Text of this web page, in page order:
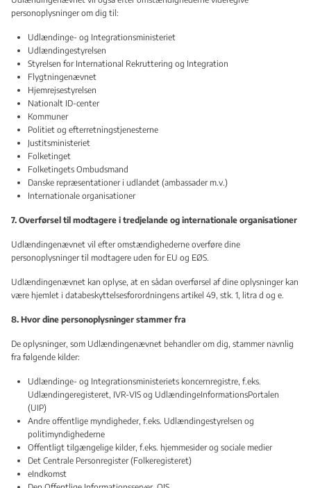
personoplysninger om dig til:
Udlændinge- og Integrationsministeriet
Udlændingestyrelsen
Styrelsen for International Rekruttering og Integration
Flygtningenævnet
Hjemrejsestyrelsen
Nationalt ID-center
Kommuner
Politiet og efterretningstjenesterne
Justitsministeriet
Folketinget
Folketingets Ombudsmand
Danske repræsentationer i udlandet (ambassader m.v.)
Internationale organisationer
7. Overførsel til modtagere i tredjelande og internationale organisationer
Udlændingenævnet vil efter omstændighederne overføre dine
personoplysninger til modtagere uden for EU og EØS.
Udlændingenævnet kan oplyse, at en sådan overførsel af dine oplysninger kan
være hjemlet i databeskyttelsesforordningens artikel 49, stk. 1, litra d og e.
8. Hvor dine personoplysninger stammer fra
De oplysninger, som Udlændingenævnet behandler om dig, stammer navnlig
fra følgende kilder:
Udlændinge- og Integrationsministeriets koncernregistre, f.eks.
Udlændingeregisteret, IVR-VIS og UdlændingeInformationsPortalen
(UIP)
Andre offentlige myndigheder, f.eks. Udlændingestyrelsen og
politimyndighederne
Offentligt tilgængelige kilder, f.eks. hjemmesider og sociale medier
Det Centrale Personregister (Folkeregisteret)
eIndkomst